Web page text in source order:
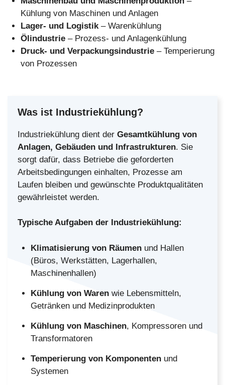
Kühlung von Maschinen und Anlagen
Lager- und Logistik– Warenkühlung
Ölindustrie– Prozess- und Anlagenkühlung
Druck- und Verpackungsindustrie– Temperierung
von Prozessen
Was ist Industriekühlung?
Industriekühlung dient der Gesamtkühlung von
Anlagen, Gebäuden und Infrastrukturen. Sie
sorgt dafür, dass Betriebe die geforderten
Arbeitsbedingungen einhalten, Prozesse am
Laufen bleiben und gewünschte Produktqualitäten
gewährleistet werden.
Typische Aufgaben der Industriekühlung:
Klimatisierung von Räumenund Hallen
(Büros, Werkstätten, Lagerhallen,
Maschinenhallen)
Kühlung von Warenwie Lebensmitteln,
Getränken und Medizinprodukten
Kühlung von Maschinen, Kompressoren und
Transformatoren
Temperierung von Komponentenund
Systemen